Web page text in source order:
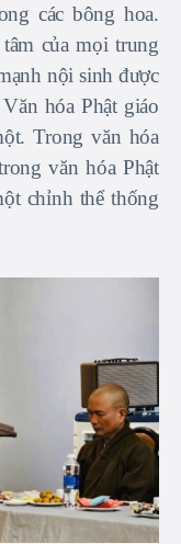
các bông hoa.
của mọi trung
nội sinh được
hóa Phật giáo
Trong văn hóa
văn hóa Phật
chỉnh thể thống